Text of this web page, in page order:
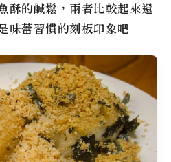
酥的鹹鬆，兩者比較起來還
味蕾習慣的刻板印象吧